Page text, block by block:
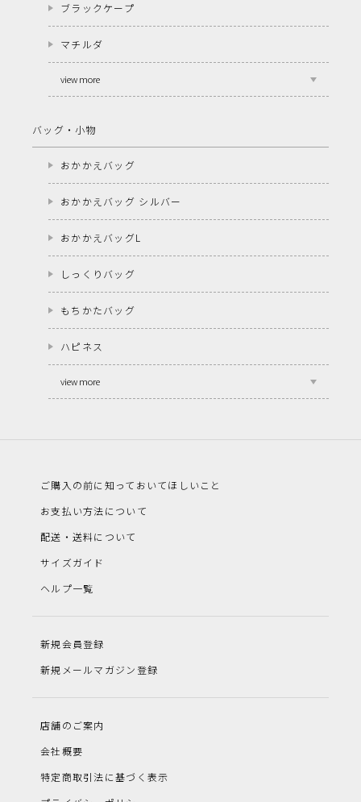
ブラックケープ
マチルダ
view more
バッグ・小物
おかかえバッグ
おかかえバッグ シルバー
おかかえバッグL
しっくりバッグ
もちかたバッグ
ハピネス
view more
ご購入の前に知っておいてほしいこと
お支払い方法について
配送・送料について
サイズガイド
ヘルプ一覧
新規会員登録
新規メールマガジン登録
店舗のご案内
会社概要
特定商取引法に基づく表示